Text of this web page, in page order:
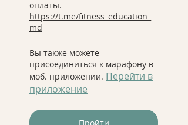
https://t.me/fitness_education_
md
Вы также можете
присоединиться к марафону в
моб. приложении. Перейти в
приложение